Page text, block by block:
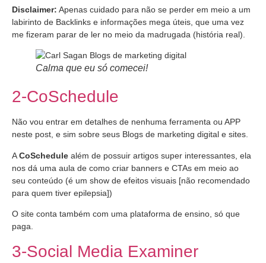
Disclaimer: Apenas cuidado para não se perder em meio a um
labirinto de Backlinks e informações mega úteis, que uma vez
me fizeram parar de ler no meio da madrugada (história real).
Calma que eu só comecei!
2-CoSchedule
Não vou entrar em detalhes de nenhuma ferramenta ou APP
neste post, e sim sobre seus Blogs de marketing digital e sites.
ACoSchedule além de possuir artigos super interessantes, ela
nos dá uma aula de como criar banners e CTAs em meio ao
seu conteúdo (é um show de efeitos visuais [não recomendado
para quem tiver epilepsia])
O site conta também com uma plataforma de ensino, só que
paga.
3-Social Media Examiner